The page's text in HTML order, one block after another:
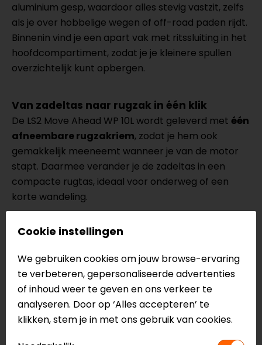
aluminium gesp, waardoor alles stevig vastzit, zelfs
als je over hobbelige wegen of off-road paden rijdt.
Binnenin vind je een apart vak met ritssluiting in het
hoofdcompartiment, zodat je je kleinere spullen
overzichtelijk kunt opbergen.
Van zadeltas naar rugzak in één klik
De LS2 Move Ahead WP 10L wordt geleverd met één
afneembare rugzakriem, zodat je hem ook
gemakkelijk meeneemt wanneer je van de motor
stapt. Daarmee verander je de zadeltas in een
compacte rugtas, ideaal voor onderweg of een
korte wandeling.
Specificaties van de LS2 Move Ahead WP
Zadeltas
Bevestigingscomponenten van Duraflex
UV-bestendige stof
Waterdichte constructie
Hoogfrequent gelaste body en oprolsluiting
Robuuste aluminium gesp
Cookie instellingen
We gebruiken cookies om jouw browse-ervaring
te verbeteren, gepersonaliseerde advertenties
of inhoud weer te geven en ons verkeer te
analyseren. Door op ‘Alles accepteren’ te
klikken, stem je in met ons gebruik van cookies.